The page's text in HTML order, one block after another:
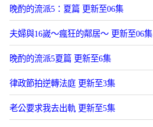
晚酌的流派5：夏篇 更新至06集
夫婦與16嵗～瘋狂的鄰居～ 更新至06集
晚酌的流派5夏篇 更新至6集
律政節拍逆轉法庭 更新至3集
老公要求我去出軌 更新至5集